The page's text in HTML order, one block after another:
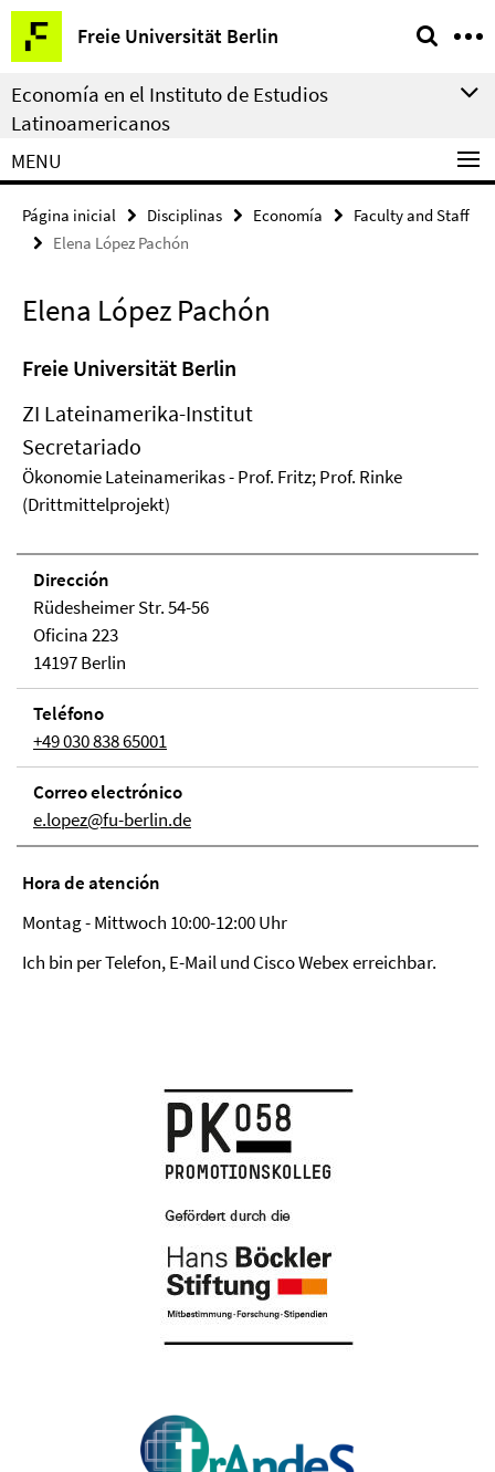
Springe
direkt
zu
Inhalt
Freie Universität Berlin
Herramientas
de
navegación
Economía en el Instituto de Estudios
Latinoamericanos
MENU
Página inicial Disciplinas Economía
Faculty and Staff
Elena López Pachón
Elena López Pachón
Freie Universität Berlin
ZI Lateinamerika-Institut
Secretariado
Ökonomie Lateinamerikas - Prof. Fritz; Prof. Rinke
(Drittmittelprojekt)
Dirección
Rüdesheimer Str. 54-56
Oficina 223
14197 Berlin
Teléfono
+49 030 838 65001
Correo electrónico
e.lopez@fu-berlin.de
Hora de atención
Montag - Mittwoch 10:00-12:00 Uhr
Ich bin per Telefon, E-Mail und Cisco Webex erreichbar.